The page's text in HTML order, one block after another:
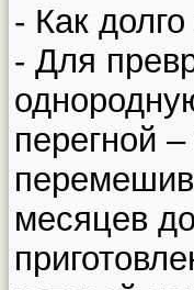
- Как
- Для
перегной
месяцев